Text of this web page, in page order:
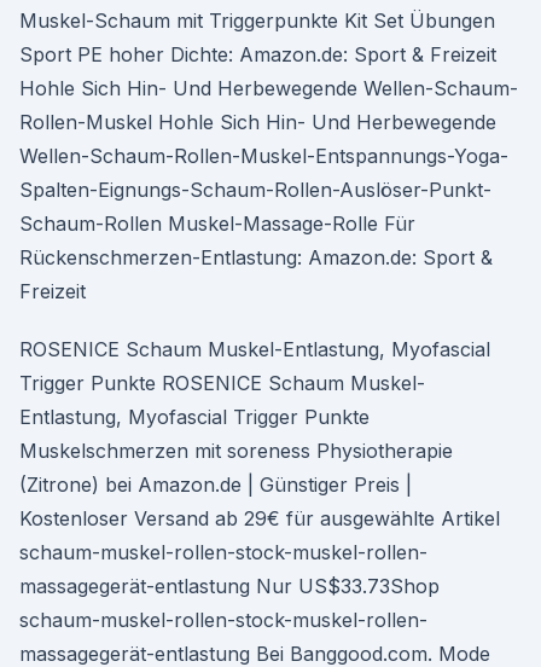
Muskel-Schaum mit Triggerpunkte Kit Set Übungen
Sport PE hoher Dichte: Amazon.de: Sport & Freizeit
Hohle Sich Hin- Und Herbewegende Wellen-Schaum-
Rollen-Muskel Hohle Sich Hin- Und Herbewegende
Wellen-Schaum-Rollen-Muskel-Entspannungs-Yoga-
Spalten-Eignungs-Schaum-Rollen-Auslöser-Punkt-
Schaum-Rollen Muskel-Massage-Rolle Für
Rückenschmerzen-Entlastung: Amazon.de: Sport &
Freizeit
ROSENICE Schaum Muskel-Entlastung, Myofascial
Trigger Punkte ROSENICE Schaum Muskel-
Entlastung, Myofascial Trigger Punkte
Muskelschmerzen mit soreness Physiotherapie
(Zitrone) bei Amazon.de | Günstiger Preis |
Kostenloser Versand ab 29€ für ausgewählte Artikel
schaum-muskel-rollen-stock-muskel-rollen-
massagegerät-entlastung Nur US$33.73Shop
schaum-muskel-rollen-stock-muskel-rollen-
massagegerät-entlastung Bei Banggood.com. Mode